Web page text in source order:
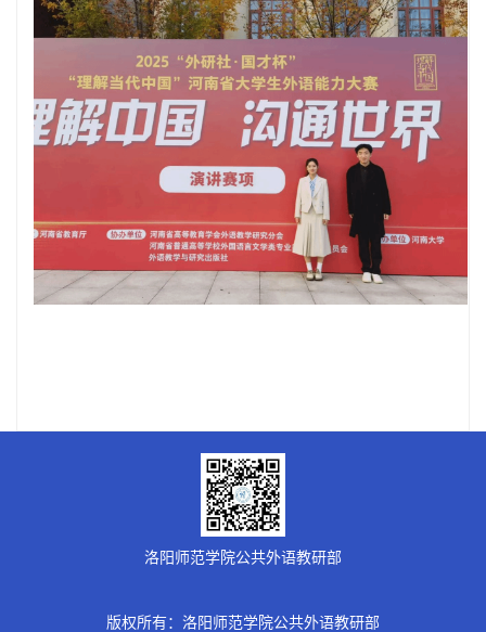
洛阳师范学院公共外语教研部
版权所有：洛阳师范学院公共外语教研部